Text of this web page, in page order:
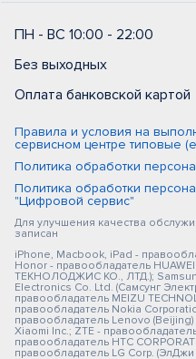
ПН - ВС 10:00 - 22:00
Без выходных
Оплата банковской картой
Правила и условия на
сервисном центре типовые
Политика обработки
Политика обработки
"Цифровой сервис"
Для улучшения качества
записан
iPhone, Macbook, iPad -
Honor - правообладатель
ТЕКНОЛОДЖИС КО., ЛТД.);
Electronics Co. Ltd. (Самсунг
правообладатель MEIZU
правообладатель Nokia
правообладатель Lenovo
Xiaomi Inc.; ZTE -
правообладатель HTC
правообладатель LG Corp.